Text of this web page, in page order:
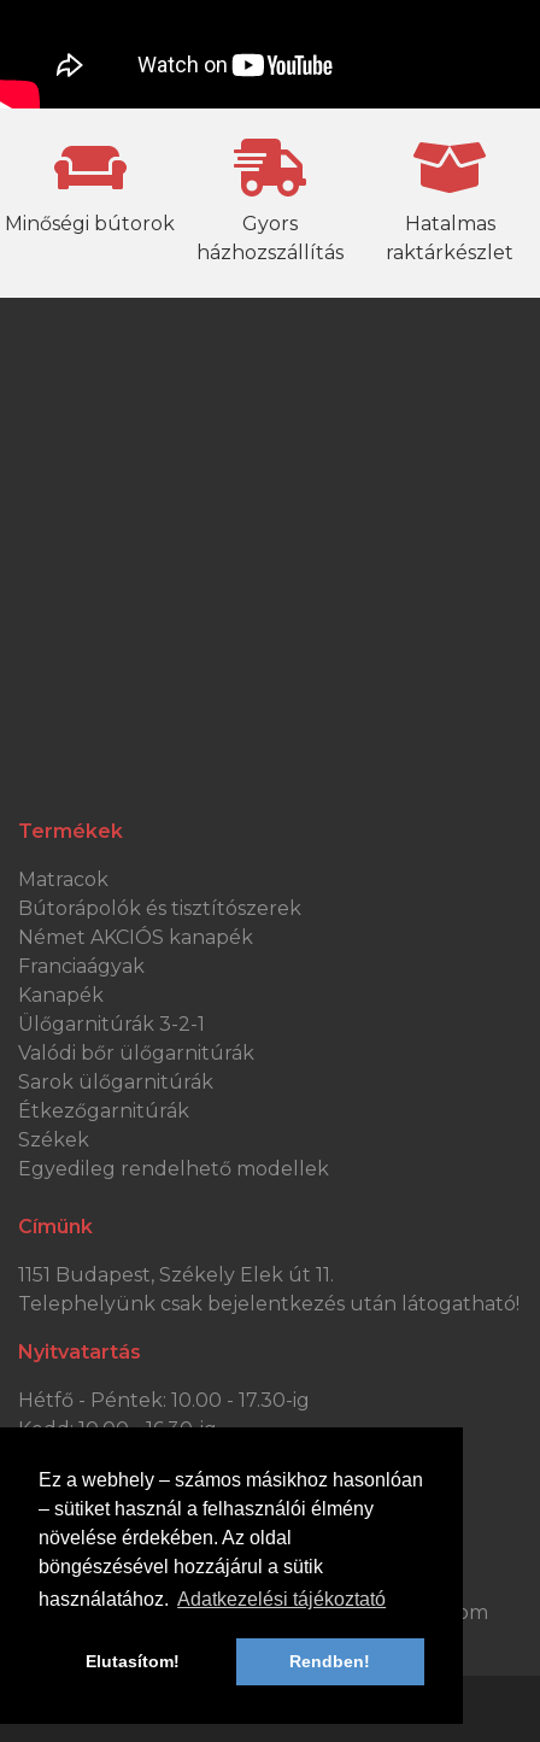
Ez a webhely – számos másikhoz hasonlóan
– sütiket használ a felhasználói élmény
növelése érdekében. Az oldal
böngészésével hozzájárul a sütik
használatához. Adatkezelési tájékoztató
Elutasítom! Rendben!
Minőségi bútorok
Gyors
házhozszállítás
Hatalmas
raktárkészlet
Termékek
Matracok
Bútorápolók és tisztítószerek
Német AKCIÓS kanapék
Franciaágyak
Kanapék
Ülőgarnitúrák 3-2-1
Valódi bőr ülőgarnitúrák
Sarok ülőgarnitúrák
Étkezőgarnitúrák
Székek
Egyedileg rendelhető modellek
Címünk
1151 Budapest, Székely Elek út 11.
Telephelyünk csak bejelentkezés után látogatható!
Nyitvatartás
Hétfő - Péntek: 10.00 - 17.30-ig
Kedd: 10.00 - 16.30-ig
Vasárnap: ZÁRVA
Kapcsolat
Hívjon minket:
+36 70 363 0447
dejobutor@gmail.com